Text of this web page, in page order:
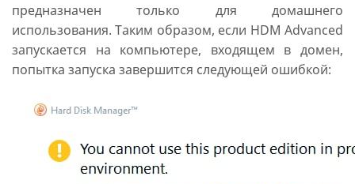
предназначен только для домашнего
использования. Таким образом, если HDM Advanced
запускается на компьютере, входящем в домен,
попытка запуска завершится следующей ошибкой: